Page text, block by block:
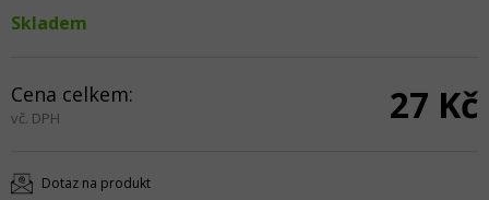
Skladem
Cena celkem:
vč. DPH 27 Kč
Dotaz na produkt